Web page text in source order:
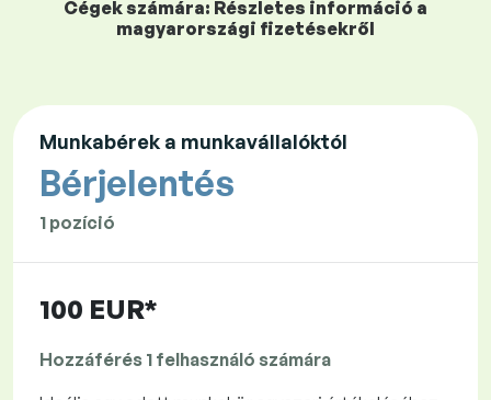
Cégek számára: Részletes információ a
magyarországi fizetésekről
Munkabérek a munkavállalóktól
Bérjelentés
1 pozíció
100 EUR*
Hozzáférés 1 felhasználó számára